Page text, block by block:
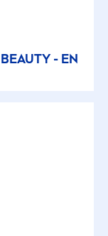
BEAUTY- EN